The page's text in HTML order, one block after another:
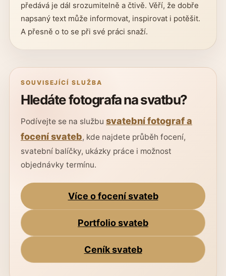
předává je dál srozumitelně a čtivě. Věří, že dobře
napsaný text může informovat, inspirovat i potěšit.
A přesně o to se při své práci snaží.
SOUVISEJÍCÍ SLUŽBA
Hledáte fotografa na svatbu?
Podívejte se na službu svatební fotograf a
focení svateb, kde najdete průběh focení,
svatební balíčky, ukázky práce i možnost
objednávky termínu.
Více o focení svateb
Portfolio svateb
Ceník svateb